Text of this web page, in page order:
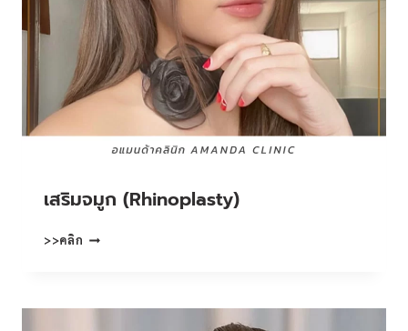
เสริมจมูก (Rhinoplasty)
>>คลิก เสริม